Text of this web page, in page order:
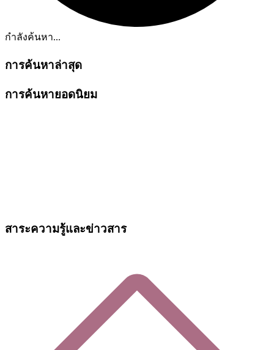
กำลังค้นหา...
การค้นหาล่าสุด
การค้นหายอดนิยม
สาระความรู้และข่าวสาร